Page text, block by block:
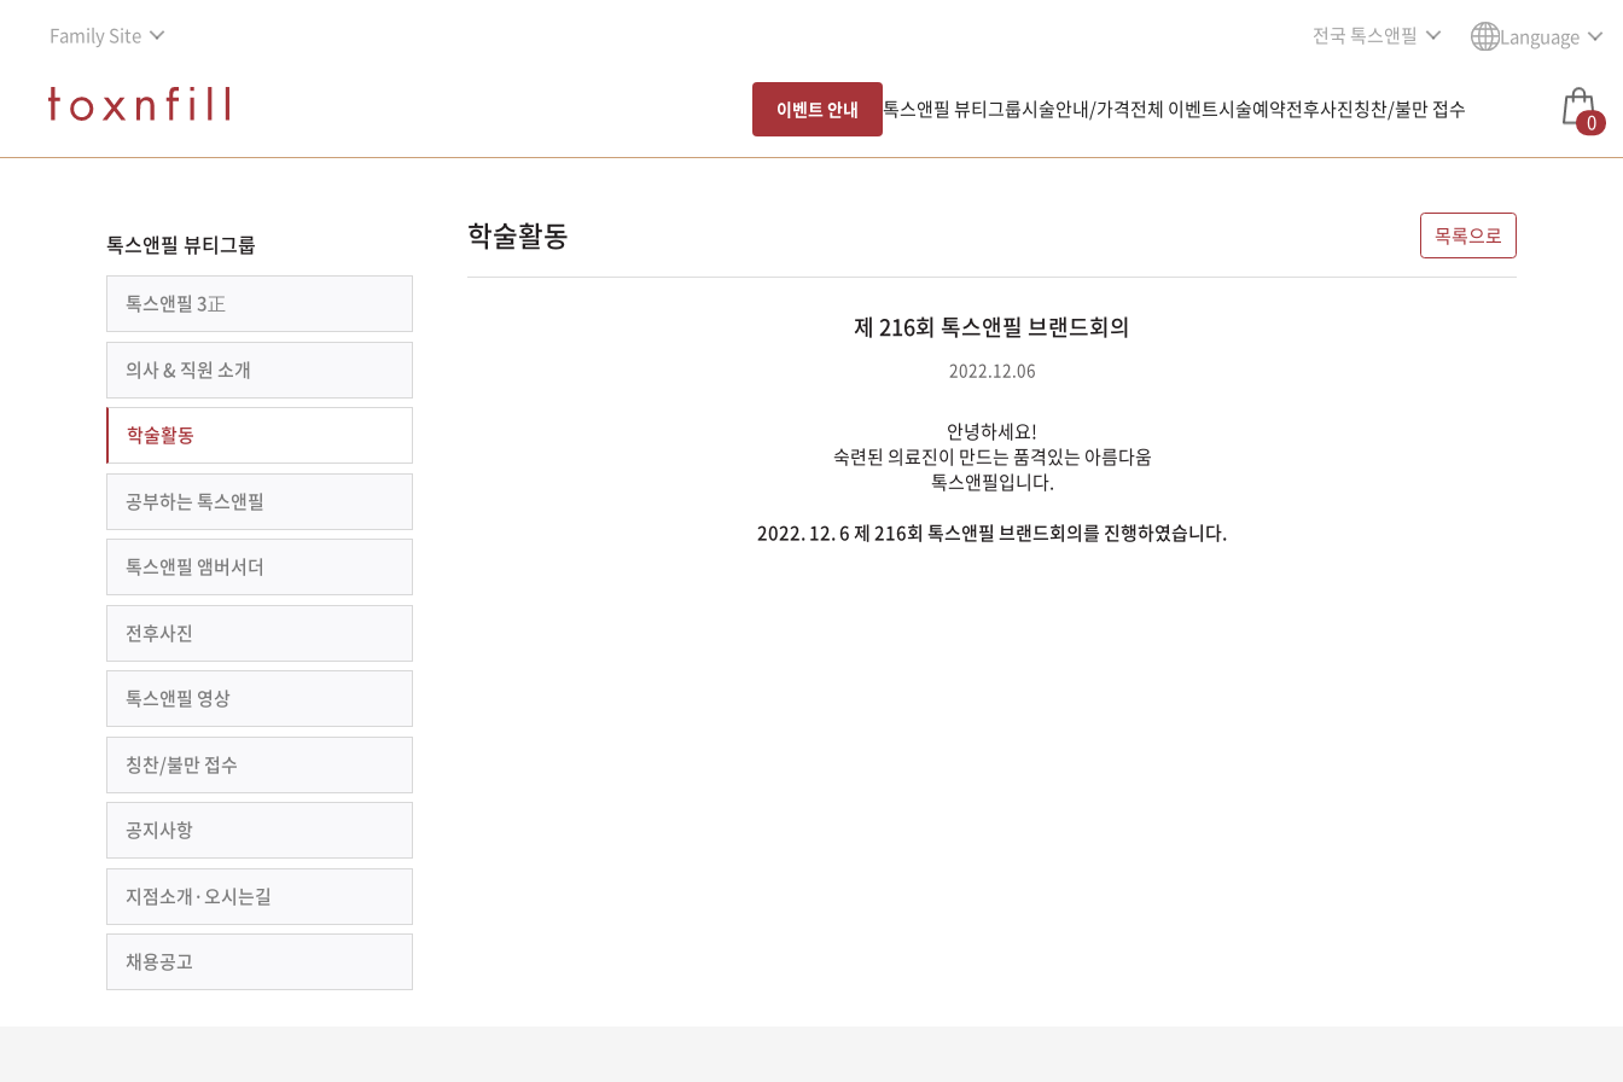
Family Site 전국 톡스앤필 Language
이벤트 안내 톡스앤필 뷰티그룹시술안내/가격전체 이벤트시술예약전후사진칭찬/불만 접수 0
톡스앤필 뷰티그룹
톡스앤필 3正
의사 & 직원 소개
학술활동
공부하는 톡스앤필
톡스앤필 앰버서더
전후사진
톡스앤필 영상
칭찬/불만 접수
공지사항
지점소개·오시는길
채용공고
학술활동 목록으로
제 216회 톡스앤필 브랜드회의
2022.12.06
안녕하세요!
숙련된 의료진이 만드는 품격있는 아름다움
톡스앤필입니다.
2022. 12. 6 제 216회 톡스앤필 브랜드회의를 진행하였습니다.